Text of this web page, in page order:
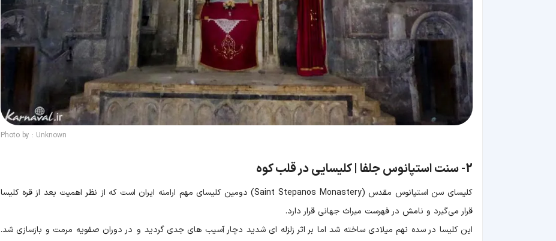
Photo by : Unknown
2- سنت استپانوس جلفا | کلیسایی در قلب کوه
کلیسای سن استپانوس مقدس (Saint Stepanos Monastery) دومین کلیسای مهم ارامنه ایران است که از نظر اهمیت بعد از قره‌ کلیسا
قرار می‌گیرد و نامش در فهرست میراث جهانی قرار دارد.
این کلیسا در سده نهم میلادی ساخته شد اما بر اثر زلزله ای شدید دچار آسیب های جدی گردید و در دوران صفویه مرمت و بازسازی شد.